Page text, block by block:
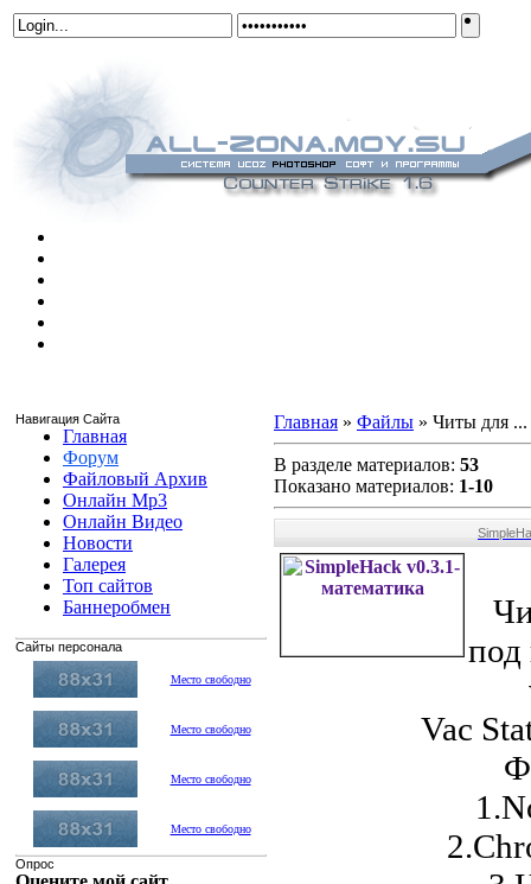
Навигация Сайта
Главная
Форум
Файловый Архив
Онлайн Mp3
Онлайн Видео
Новости
Галерея
Топ сайтов
Баннеробмен
Сайты персонала
Место свободно
Место свободно
Место свободно
Место свободно
Опрос
Главная » Файлы » Читы для ...
В разделе материалов: 53
Показано материалов: 1-10
под
Vac